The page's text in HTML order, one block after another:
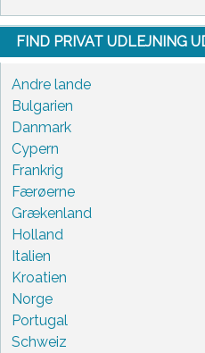
FIND PRIVAT UDLEJNING
Andre lande
Bulgarien
Danmark
Cypern
Frankrig
Færøerne
Grækenland
Holland
Italien
Kroatien
Norge
Portugal
Schweiz